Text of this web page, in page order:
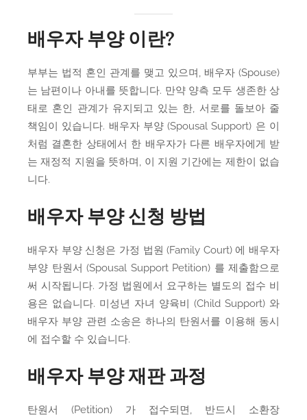
배우자 부양 이란?
부부는 법적 혼인 관계를 맺고 있으며, 배우자 (Spouse)
는 남편이나 아내를 뜻합니다. 만약 양측 모두 생존한 상
태로 혼인 관계가 유지되고 있는 한, 서로를 돌보아 줄
책임이 있습니다. 배우자 부양 (Spousal Support) 은 이
처럼 결혼한 상태에서 한 배우자가 다른 배우자에게 받
는 재정적 지원을 뜻하며, 이 지원 기간에는 제한이 없습
니다.
배우자 부양 신청 방법
배우자 부양 신청은 가정 법원 (Family Court) 에 배우자
부양 탄원서 (Spousal Support Petition) 를 제출함으로
써 시작됩니다. 가정 법원에서 요구하는 별도의 접수 비
용은 없습니다. 미성년 자녀 양육비 (Child Support) 와
배우자 부양 관련 소송은 하나의 탄원서를 이용해 동시
에 접수할 수 있습니다.
배우자 부양 재판 과정
탄원서 (Petition) 가 접수되면, 반드시 소환장